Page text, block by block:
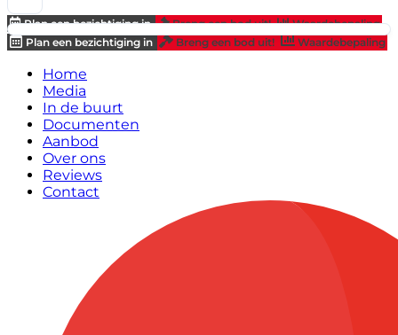
Plan een bezichtiging in Breng een bod uit!
Waardebepaling
Plan een bezichtiging in
Breng een bod uit! Waardebepaling
Home
Media
In de buurt
Documenten
Aanbod
Over ons
Reviews
Contact